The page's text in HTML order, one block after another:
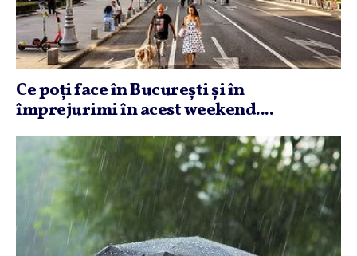
Ce poţi face în Bucureşti şi în
împrejurimi în acest weekend....